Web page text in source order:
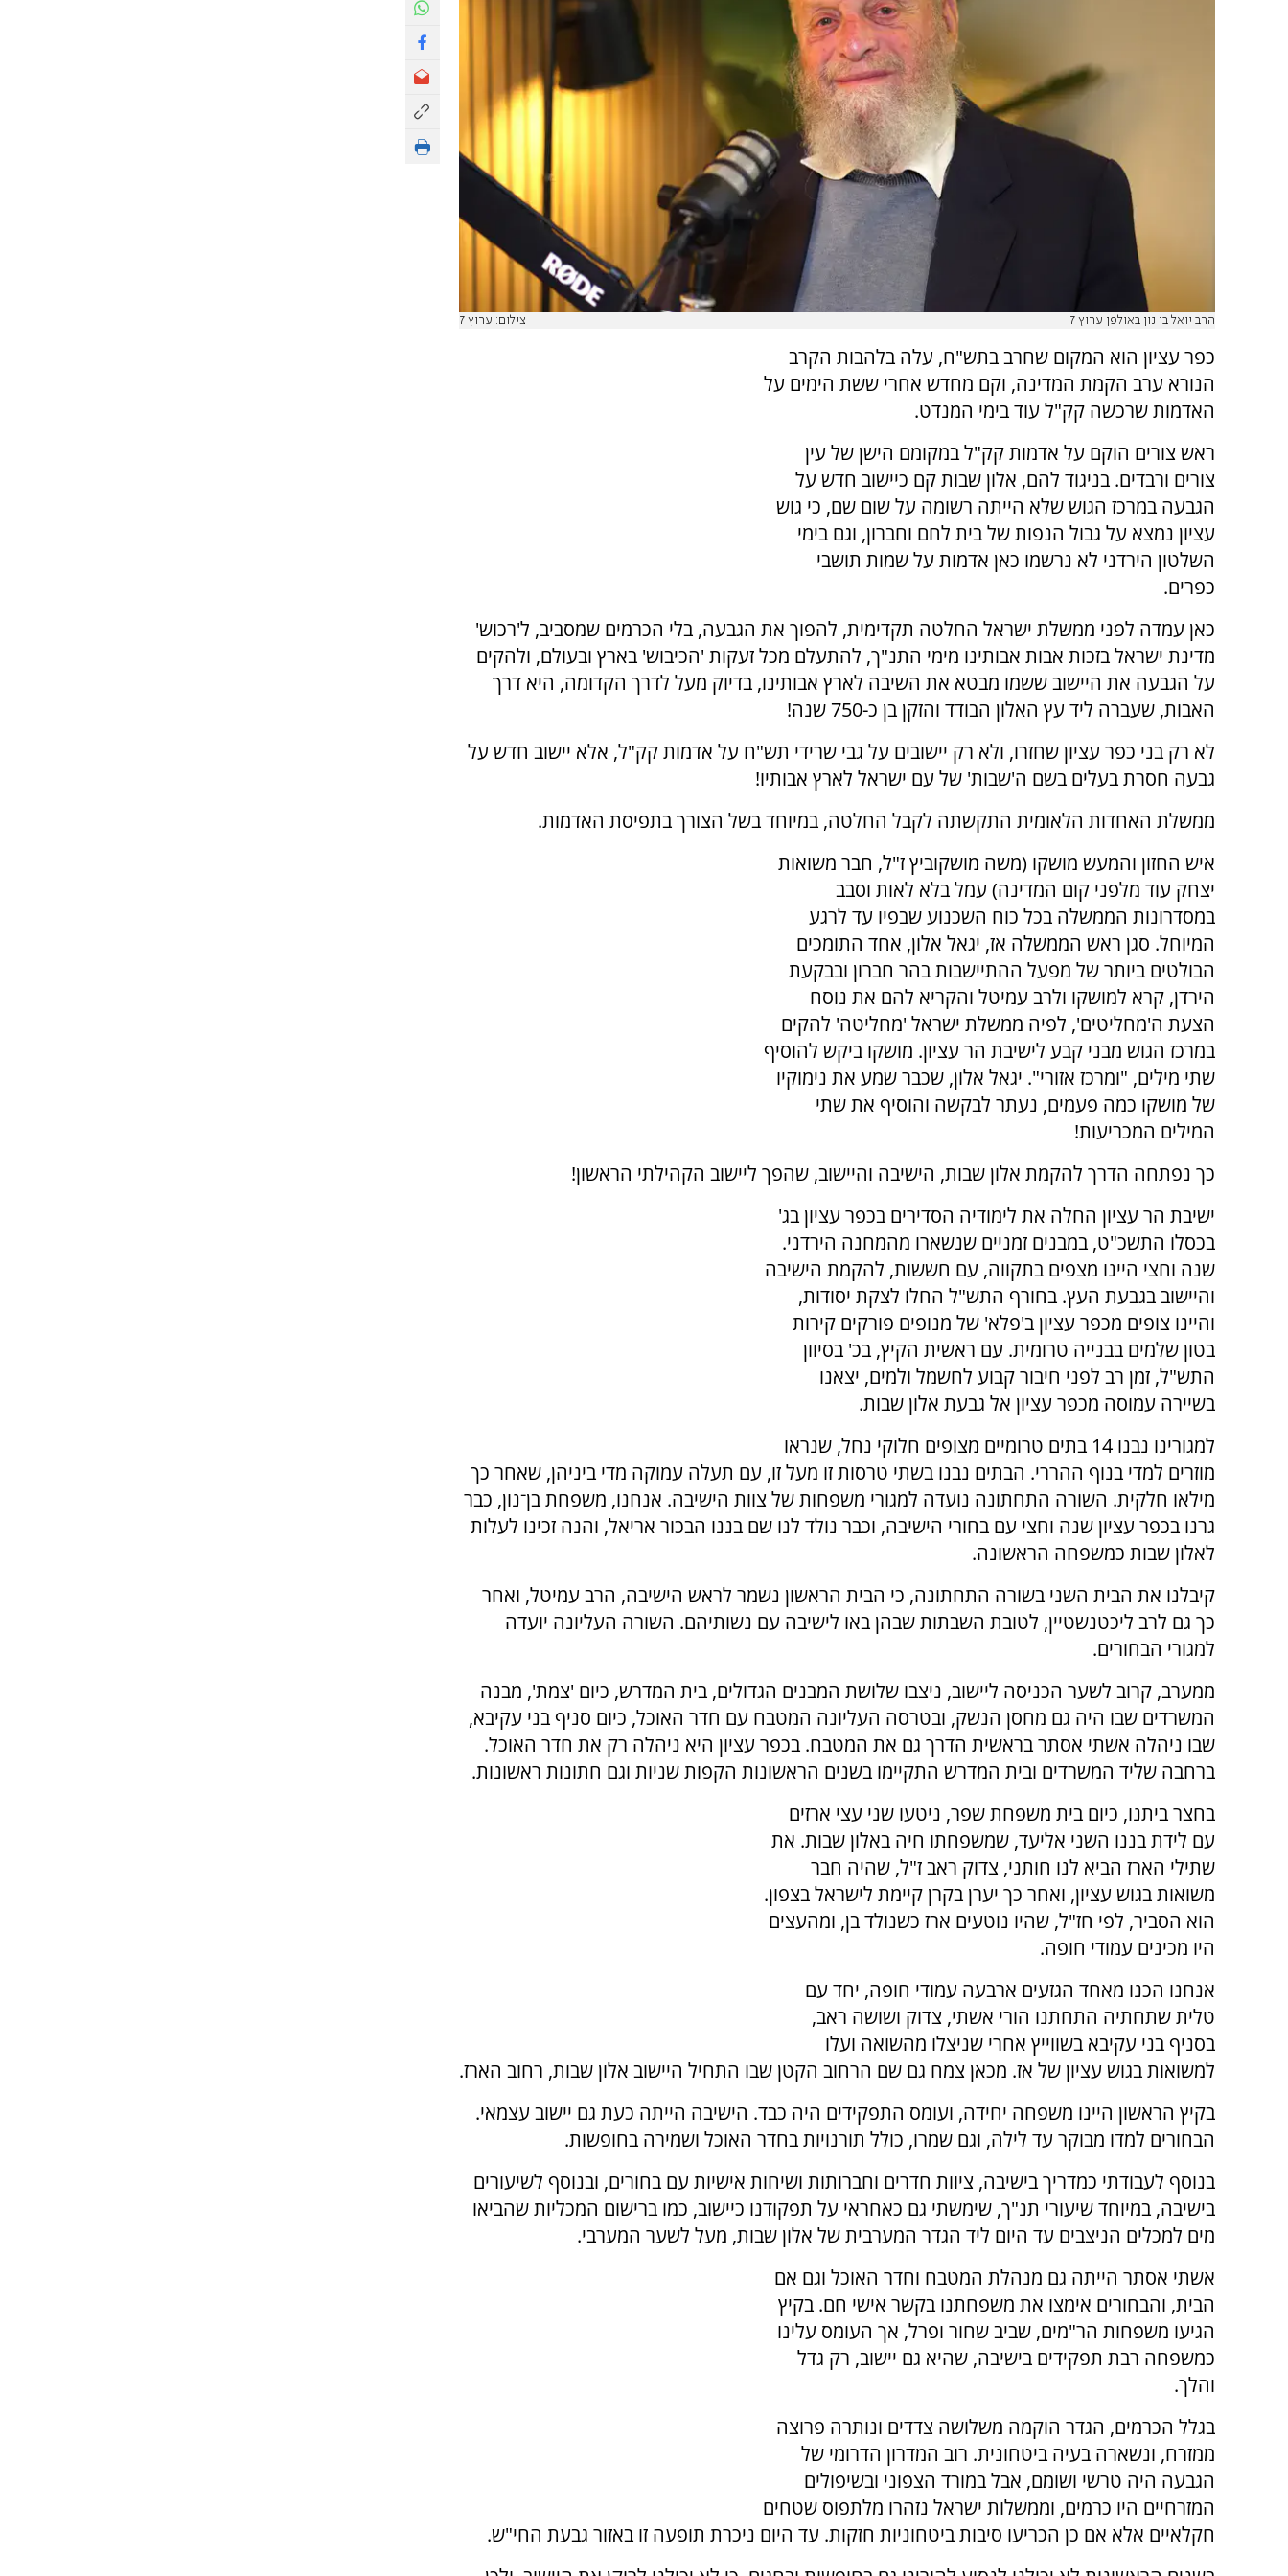
הרב יואל בן נון באולפן ערוץ 7 צילום: ערוץ 7
כפר עציון הוא המקום שחרב בתש"ח, עלה בלהבות הקרב
הנורא ערב הקמת המדינה, וקם מחדש אחרי ששת הימים על
האדמות שרכשה קק"ל עוד בימי המנדט.
ראש צורים הוקם על אדמות קק"ל במקומם הישן של עין
צורים ורבדים. בניגוד להם, אלון שבות קם כיישוב חדש על
הגבעה במרכז הגוש שלא הייתה רשומה על שום שם, כי גוש
עציון נמצא על גבול הנפות של בית לחם וחברון, וגם בימי
השלטון הירדני לא נרשמו כאן אדמות על שמות תושבי
כפרים.
כאן עמדה לפני ממשלת ישראל החלטה תקדימית, להפוך את הגבעה, בלי הכרמים שמסביב, ל'רכוש'
מדינת ישראל בזכות אבות אבותינו מימי התנ"ך, להתעלם מכל זעקות 'הכיבוש' בארץ ובעולם, ולהקים
על הגבעה את היישוב ששמו מבטא את השיבה לארץ אבותינו, בדיוק מעל לדרך הקדומה, היא דרך
האבות, שעברה ליד עץ האלון הבודד והזקן בן כ-750 שנה!
לא רק בני כפר עציון שחזרו, ולא רק יישובים על גבי שרידי תש"ח על אדמות קק"ל, אלא יישוב חדש על
גבעה חסרת בעלים בשם ה'שבות' של עם ישראל לארץ אבותיו!
ממשלת האחדות הלאומית התקשתה לקבל החלטה, במיוחד בשל הצורך בתפיסת האדמות.
איש החזון והמעש מושקו (משה מושקוביץ ז"ל, חבר משואות
יצחק עוד מלפני קום המדינה) עמל בלא לאות וסבב
במסדרונות הממשלה בכל כוח השכנוע שבפיו עד לרגע
המיוחל. סגן ראש הממשלה אז, יגאל אלון, אחד התומכים
הבולטים ביותר של מפעל ההתיישבות בהר חברון ובבקעת
הירדן, קרא למושקו ולרב עמיטל והקריא להם את נוסח
הצעת ה'מחליטים', לפיה ממשלת ישראל 'מחליטה' להקים
במרכז הגוש מבני קבע לישיבת הר עציון. מושקו ביקש להוסיף
שתי מילים, "ומרכז אזורי". יגאל אלון, שכבר שמע את נימוקיו
של מושקו כמה פעמים, נעתר לבקשה והוסיף את שתי
המילים המכריעות!
כך נפתחה הדרך להקמת אלון שבות, הישיבה והיישוב, שהפך ליישוב הקהילתי הראשון!
ישיבת הר עציון החלה את לימודיה הסדירים בכפר עציון בג'
בכסלו התשכ"ט, במבנים זמניים שנשארו מהמחנה הירדני.
שנה וחצי היינו מצפים בתקווה, עם חששות, להקמת הישיבה
והיישוב בגבעת העץ. בחורף התש"ל החלו לצקת יסודות,
והיינו צופים מכפר עציון ב'פלא' של מנופים פורקים קירות
בטון שלמים בבנייה טרומית. עם ראשית הקיץ, בכ' בסיוון
התש"ל, זמן רב לפני חיבור קבוע לחשמל ולמים, יצאנו
בשיירה עמוסה מכפר עציון אל גבעת אלון שבות.
למגורינו נבנו 14 בתים טרומיים מצופים חלוקי נחל, שנראו
מוזרים למדי בנוף ההררי. הבתים נבנו בשתי טרסות זו מעל זו, עם תעלה עמוקה מדי ביניהן, שאחר כך
מילאו חלקית. השורה התחתונה נועדה למגורי משפחות של צוות הישיבה. אנחנו, משפחת בן־נון, כבר
גרנו בכפר עציון שנה וחצי עם בחורי הישיבה, וכבר נולד לנו שם בננו הבכור אריאל, והנה זכינו לעלות
לאלון שבות כמשפחה הראשונה.
קיבלנו את הבית השני בשורה התחתונה, כי הבית הראשון נשמר לראש הישיבה, הרב עמיטל, ואחר
כך גם לרב ליכטנשטיין, לטובת השבתות שבהן באו לישיבה עם נשותיהם. השורה העליונה יועדה
למגורי הבחורים.
ממערב, קרוב לשער הכניסה ליישוב, ניצבו שלושת המבנים הגדולים, בית המדרש, כיום 'צמת', מבנה
המשרדים שבו היה גם מחסן הנשק, ובטרסה העליונה המטבח עם חדר האוכל, כיום סניף בני עקיבא,
שבו ניהלה אשתי אסתר בראשית הדרך גם את המטבח. בכפר עציון היא ניהלה רק את חדר האוכל.
ברחבה שליד המשרדים ובית המדרש התקיימו בשנים הראשונות הקפות שניות וגם חתונות ראשונות.
בחצר ביתנו, כיום בית משפחת שפר, ניטעו שני עצי ארזים
עם לידת בננו השני אליעד, שמשפחתו חיה באלון שבות. את
שתילי הארז הביא לנו חותני, צדוק ראב ז"ל, שהיה חבר
משואות בגוש עציון, ואחר כך יערן בקרן קיימת לישראל בצפון.
הוא הסביר, לפי חז"ל, שהיו נוטעים ארז כשנולד בן, ומהעצים
היו מכינים עמודי חופה.
אנחנו הכנו מאחד הגזעים ארבעה עמודי חופה, יחד עם
טלית שתחתיה התחתנו הורי אשתי, צדוק ושושה ראב,
בסניף בני עקיבא בשווייץ אחרי שניצלו מהשואה ועלו
למשואות בגוש עציון של אז. מכאן צמח גם שם הרחוב הקטן שבו התחיל היישוב אלון שבות, רחוב הארז.
בקיץ הראשון היינו משפחה יחידה, ועומס התפקידים היה כבד. הישיבה הייתה כעת גם יישוב עצמאי.
הבחורים למדו מבוקר עד לילה, וגם שמרו, כולל תורנויות בחדר האוכל ושמירה בחופשות.
בנוסף לעבודתי כמדריך בישיבה, ציוות חדרים וחברותות ושיחות אישיות עם בחורים, ובנוסף לשיעורים
בישיבה, במיוחד שיעורי תנ"ך, שימשתי גם כאחראי על תפקודנו כיישוב, כמו ברישום המכליות שהביאו
מים למכלים הניצבים עד היום ליד הגדר המערבית של אלון שבות, מעל לשער המערבי.
אשתי אסתר הייתה גם מנהלת המטבח וחדר האוכל וגם אם
הבית, והבחורים אימצו את משפחתנו בקשר אישי חם. בקיץ
הגיעו משפחות הר"מים, שביב שחור ופרל, אך העומס עלינו
כמשפחה רבת תפקידים בישיבה, שהיא גם יישוב, רק גדל
והלך.
בגלל הכרמים, הגדר הוקמה משלושה צדדים ונותרה פרוצה
ממזרח, ונשארה בעיה ביטחונית. רוב המדרון הדרומי של
הגבעה היה טרשי ושומם, אבל במורד הצפוני ובשיפולים
המזרחיים היו כרמים, וממשלות ישראל נזהרו מלתפוס שטחים
חקלאיים אלא אם כן הכריעו סיבות ביטחוניות חזקות. עד היום ניכרת תופעה זו באזור גבעת החי"ש.